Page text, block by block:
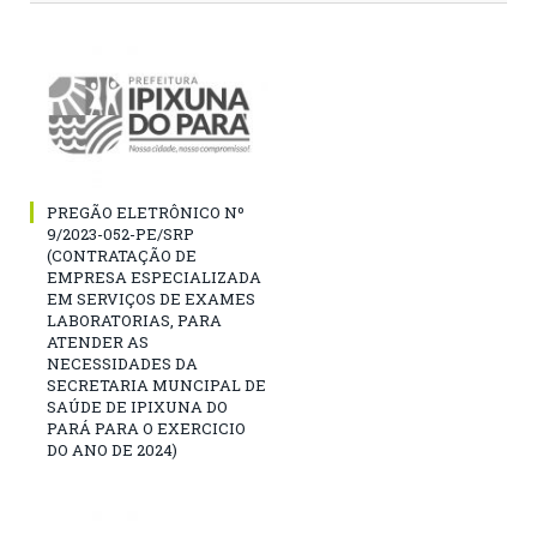
PREGÃO ELETRÔNICO Nº
9/2023-052-PE/SRP
(CONTRATAÇÃO DE
EMPRESA ESPECIALIZADA
EM SERVIÇOS DE EXAMES
LABORATORIAS, PARA
ATENDER AS
NECESSIDADES DA
SECRETARIA MUNCIPAL DE
SAÚDE DE IPIXUNA DO
PARÁ PARA O EXERCICIO
DO ANO DE 2024)